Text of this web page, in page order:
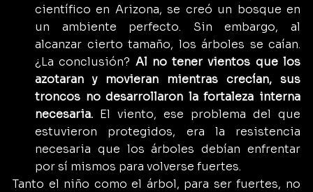
científico en Arizona, se creó un bosque en
un ambiente perfecto. Sin embargo, al
alcanzar cierto tamaño, los árboles se caían.
¿La conclusión? Al no tener vientos que los
azotaran y movieran mientras crecían, sus
troncos no desarrollaron la fortaleza interna
necesaria. El viento, ese problema del que
estuvieron protegidos, era la resistencia
necesaria que los árboles debían enfrentar
por sí mismos para volverse fuertes.
Tanto el niño como el árbol, para ser fuertes, no